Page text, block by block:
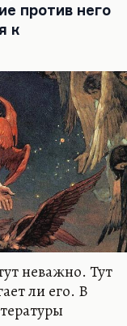
человек,
— это один из
я видел,
против него
к
неважно. Тут
ли его. В